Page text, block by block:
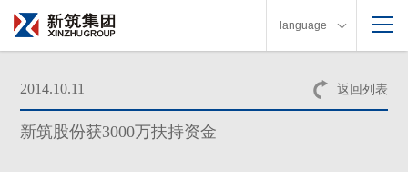
language
返回列表
2014.10.11
新筑股份获3000万扶持资金